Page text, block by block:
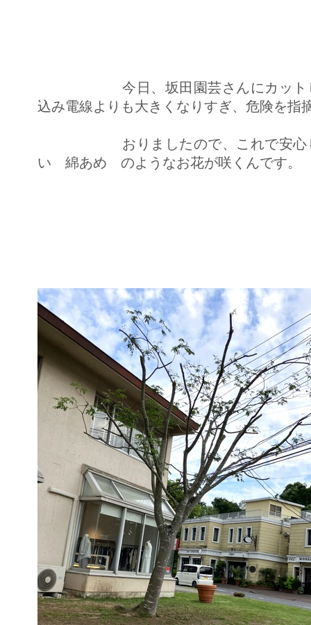
今日、坂田園芸さんにカット
込み電線よりも大きくなりすぎ、危険を指
おりましたので、これで安心し
い 綿あめ のようなお花が咲くんです